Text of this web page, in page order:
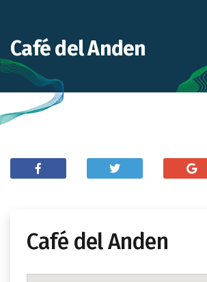
Café del Anden
Café del Anden